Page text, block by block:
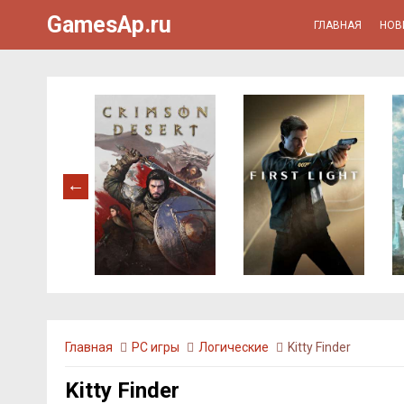
GamesAp.ru ГЛАВНАЯ
Главная PC игры Логические Kitty Finder
Kitty Finder